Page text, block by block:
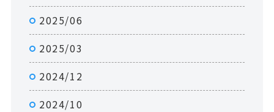
2025/06
2025/03
2024/12
2024/10